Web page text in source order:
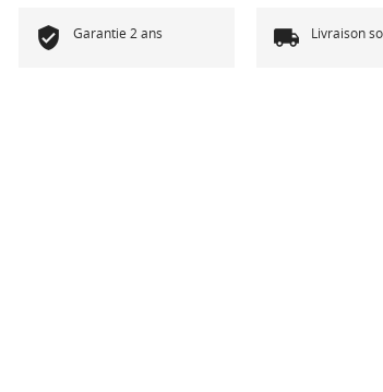
Garantie 2 ans Livraison